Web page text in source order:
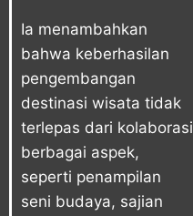
Ia menambahkan
bahwa keberhasilan
pengembangan
destinasi wisata tidak
terlepas dari kolaborasi
berbagai aspek,
seperti penampilan
seni budaya, sajian